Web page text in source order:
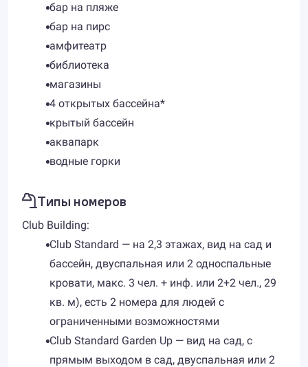
бар на пляже
бар на пирс
амфитеатр
библиотека
магазины
4 открытых бассейна*
крытый бассейн
аквапарк
водные горки
Типы номеров
Сlub Building:
Club Standard — на 2,3 этажах, вид на сад и
бассейн, двуспальная или 2 односпальные
кровати, макс. 3 чел. + инф. или 2+2 чел., 29
кв. м), есть 2 номера для людей с
ограниченными возможностями
Club Standard Garden Up — вид на сад, с
прямым выходом в сад, двуспальная или 2